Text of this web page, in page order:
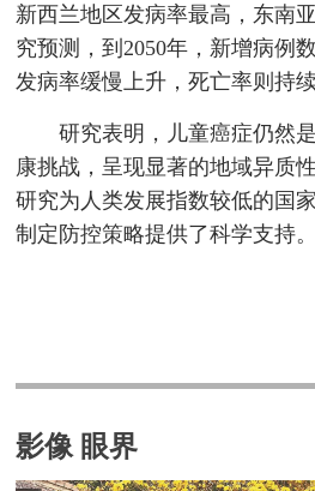
新西兰地区发病率最高，东南
究预测，到2050年，新增病例
发病率缓慢上升，死亡率则持续
研究表明，儿童癌症仍然
康挑战，呈现显著的地域异质
研究为人类发展指数较低的国
制定防控策略提供了科学支持。
影像 眼界